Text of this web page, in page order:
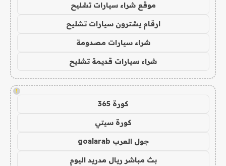
موقع شراء سيارات تشليح
ارقام يشترون سيارات تشليح
شراء سيارات مصدومة
شراء سيارات قديمة تشليح
!
كورة 365
كورة سيتي
جول العرب goalarab
بث مباشر ريال مدريد اليوم